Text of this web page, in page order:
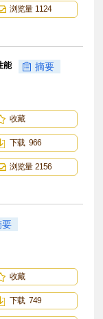
浏览量 1124
能 摘要
收藏
下载 966
浏览量 2156
要
收藏
下载 749